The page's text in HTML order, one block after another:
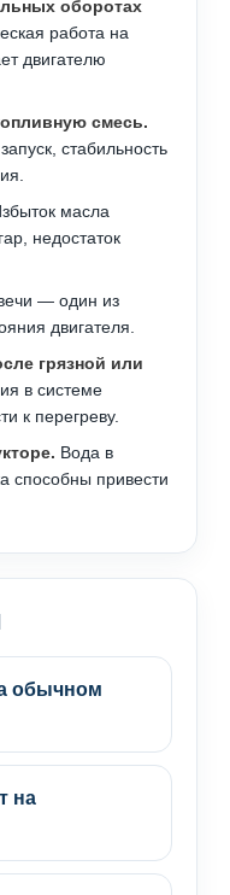
оборотах
работа на
двигателю
смесь.
стабильность
масла
недостаток
— один из
двигателя.
грязной или
в системе
к перегреву.
Вода в
способны привести
обычном
на